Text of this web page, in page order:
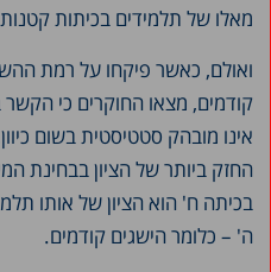
מאלו של תלמידים בכיתות
ואולם, כאשר פיקחו על רמת
קודמים, מצאו החוקרים כי הקשר
אינו מובהק סטטיסטית בשום
החזק ביותר של הציון בבחינת
בכיתה ח' הוא הציון של אותו
ה' – כלומר הישגים קודמים.